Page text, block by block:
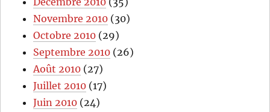
Novembre 2010 (30)
Octobre 2010 (29)
Septembre 2010 (26)
Août 2010 (27)
Juillet 2010 (17)
Juin 2010 (24)